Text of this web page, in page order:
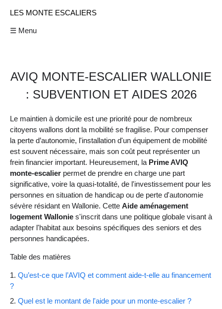
LES MONTE ESCALIERS
☰ Menu
AVIQ MONTE-ESCALIER WALLONIE
: SUBVENTION ET AIDES 2026
Le maintien à domicile est une priorité pour de nombreux
citoyens wallons dont la mobilité se fragilise. Pour compenser
la perte d’autonomie, l'installation d'un équipement de mobilité
est souvent nécessaire, mais son coût peut représenter un
frein financier important. Heureusement, la Prime AVIQ
monte-escalier permet de prendre en charge une part
significative, voire la quasi-totalité, de l'investissement pour les
personnes en situation de handicap ou de perte d'autonomie
sévère résidant en Wallonie. Cette Aide aménagement
logement Wallonie s'inscrit dans une politique globale visant à
adapter l'habitat aux besoins spécifiques des seniors et des
personnes handicapées.
Table des matières
Qu’est-ce que l’AVIQ et comment aide-t-elle au financement
?
Quel est le montant de l'aide pour un monte-escalier ?